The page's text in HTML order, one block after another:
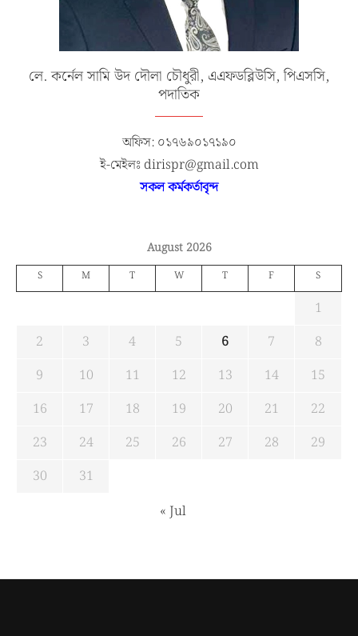
লে. কর্নেল সামি উদ দৌলা চৌধুরী, এএফডব্লিউসি, পিএসসি,
পদাতিক
অফিস: ০১৭৬৯০১৭১৯০
ই-মেইলঃ dirispr@gmail.com
সকল কর্মকর্তাবৃন্দ
August 2026
S M T W T F S
1
2
3 4 5 6 7
8
9
10 11 12 13 14
15
16
17 18 19 20 21
22
23
24 25 26 27 28
29
30
31
« Jul